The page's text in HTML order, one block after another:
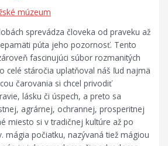
múzeum
sprevádza človeka od praveku až
púta jeho pozornosť. Tento
fascinujúci súbor rozmanitých
celé stáročia uplatňoval náš ľud najmä
čarovania si chcel privodiť
lásku či úspech, a preto sa
agrárnej, ochrannej, prosperitnej
miesto si v tradičnej kultúre až po
mágia počiatku, nazývaná tiež mágiou